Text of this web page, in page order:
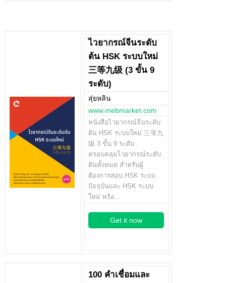
ไวยากรณ์จีนระดับ
ต้น HSK ระบบใหม่
三等九级 (3 ขั้น 9
ระดับ)
สุ่ยหลิน
www.mebmarket.com
หนังสือไวยากรณ์จีนระดับ
ต้น HSK ระบบใหม่ 三等九
级 3 ขั้น 9 ระดับ
ครอบคลุมไวยากรณ์ระดับ
ต้นทั้งหมด สำหรับผู้
ต้องการสอบ HSK ระบบ
ปัจจุบันและ HSK ระบบ
ใหม่ พร้อ…
Get it now
100 คำเชื่อมและ